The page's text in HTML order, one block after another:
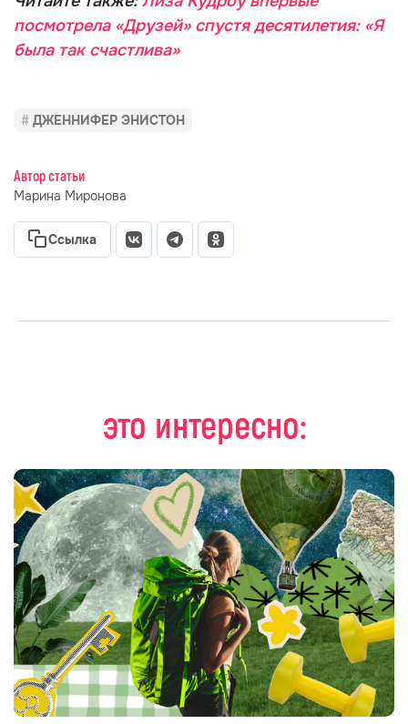
посмотрела «Друзей» спустя десятилетия: «Я
была так счастлива»
ДЖЕННИФЕР ЭНИСТОН
Автор статьи
Марина Миронова
Ссылка
это интересно: